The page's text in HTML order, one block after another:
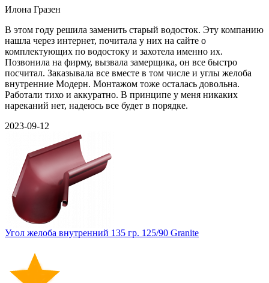
Илона Гразен
В этом году решила заменить старый водосток. Эту компанию
нашла через интернет, почитала у них на сайте о
комплектующих по водостоку и захотела именно их.
Позвонила на фирму, вызвала замерщика, он все быстро
посчитал. Заказывала все вместе в том числе и углы желоба
внутренние Модерн. Монтажом тоже осталась довольна.
Работали тихо и аккуратно. В принципе у меня никаких
нареканий нет, надеюсь все будет в порядке.
2023-09-12
Угол желоба внутренний 135 гр. 125/90 Granite